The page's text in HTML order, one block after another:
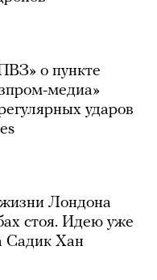
о пункте
медиа»
ударов
Лондона
стоя. Идею уже
Садик Хан